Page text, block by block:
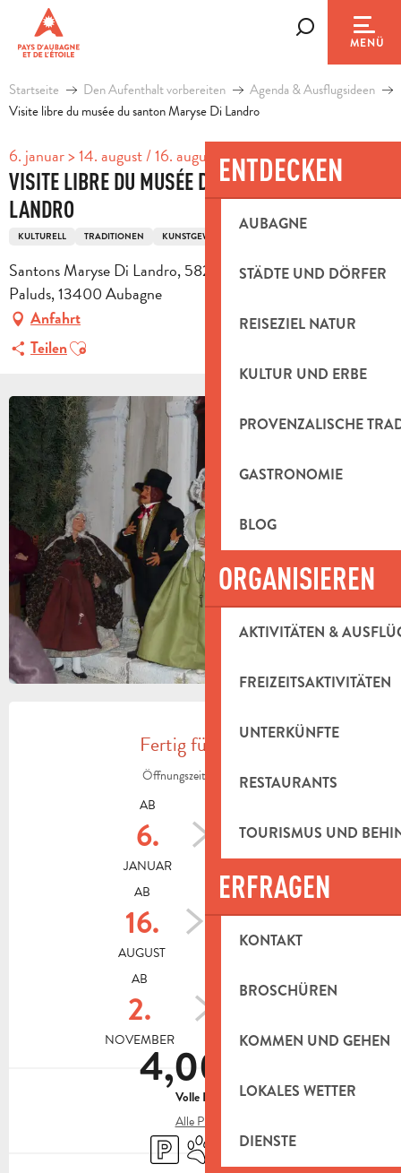
contenu
principal
MENÜ
ENTDECKEN
AUBAGNE
STÄDTE UND DÖRFER
REISEZIEL NATUR
KULTUR UND ERBE
PROVENZALISCHE
GASTRONOMIE
BLOG
ORGANISIEREN
AKTIVITÄTEN &
FREIZEITSAKTIVITÄTEN
UNTERKÜNFTE
RESTAURANTS
TOURISMUS UND
ERFRAGEN
KONTAKT
BROSCHÜREN
KOMMEN UND GEHEN
LOKALES WETTER
DIENSTE
Startseite Den Aufenthalt vorbereiten
Agenda & Ausflugsideen
Visite libre du musée du santon Maryse Di Landro
6. januar > 14. august / 16. august > 31. oktober / ...
VISITE LIBRE DU MUSÉE DU SANTON MARYSE DI
LANDRO
KULTURELL TRADITIONEN KUNSTGEWERBE
Santons Maryse Di Landro, 582 avenue des Paluds, ZI des
Paluds, 13400 Aubagne
Anfahrt
TeilenAjouter aux favoris
+3 FOTOS
ÖFFNUNGSZEITEN &
Fertig für heute
Öffnungszeiten ansehen
AB
6.
JANUAR
14.
AB
16.
AUGUST
BIS ZUM
31.
AB
2.
NOVEMBER
24.
DEZEMBER
4,00 €
Volle Preis
Alle Preise
ParkplatzTiere erlaubt
Shop